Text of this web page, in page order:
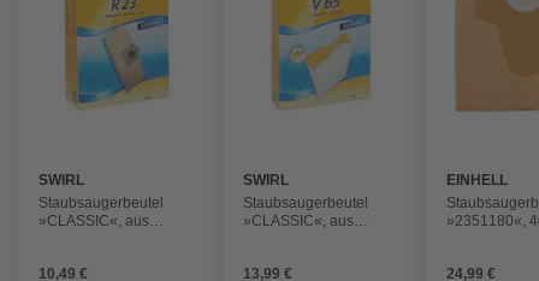
SWIRL
Staubsaugerbeutel
»CLASSIC«, aus
10,49 €
SWIRL
Staubsaugerbeutel
»CLASSIC«, aus
13,99 €
EINHELL
»2351180«,
24,99 €